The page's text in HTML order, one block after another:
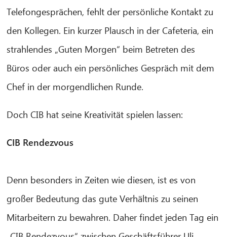
Telefongesprächen, fehlt der persönliche Kontakt zu
den Kollegen. Ein kurzer Plausch in der Cafeteria, ein
strahlendes „Guten Morgen“ beim Betreten des
Büros oder auch ein persönliches Gespräch mit dem
Chef in der morgendlichen Runde.
Doch CIB hat seine Kreativität spielen lassen:
CIB Rendezvous
Denn besonders in Zeiten wie diesen, ist es von
großer Bedeutung das gute Verhältnis zu seinen
Mitarbeitern zu bewahren. Daher findet jeden Tag ein